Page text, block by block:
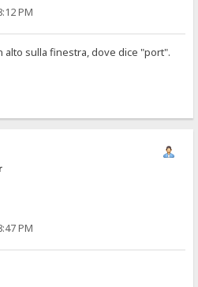
PM
alto sulla finestra, dove dice "port".
PM